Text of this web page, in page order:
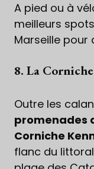
A pied ou à
meilleurs
Marseille pour
8. La
Outre les
promenades
Corniche
flanc du